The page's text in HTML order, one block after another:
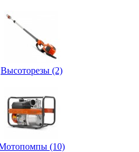
Высоторезы (2)
(10)